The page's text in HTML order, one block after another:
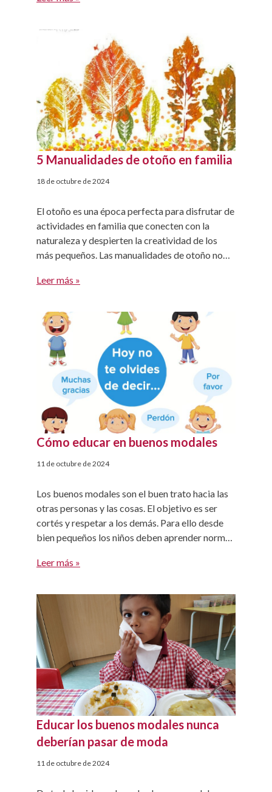
[…]
5 Manualidades de otoño en familia
18 de octubre de 2024
El otoño es una época perfecta para disfrutar de
actividades en familia que conecten con la
naturaleza y despierten la creatividad de los
más pequeños. Las manualidades de otoño no
únicos de esta estación, sino que también son
con los niños, […]
Leer más »
Cómo educar en buenos modales
11 de octubre de 2024
Los buenos modales son el buen trato hacia las
otras personas y las cosas. El objetivo es ser
cortés y respetar a los demás. Para ello desde
bien pequeños los niños deben aprender normas
donde enseñar y aprender todo ello, es el
Leer más »
Educar los buenos modales nunca
deberían pasar de moda
11 de octubre de 2024